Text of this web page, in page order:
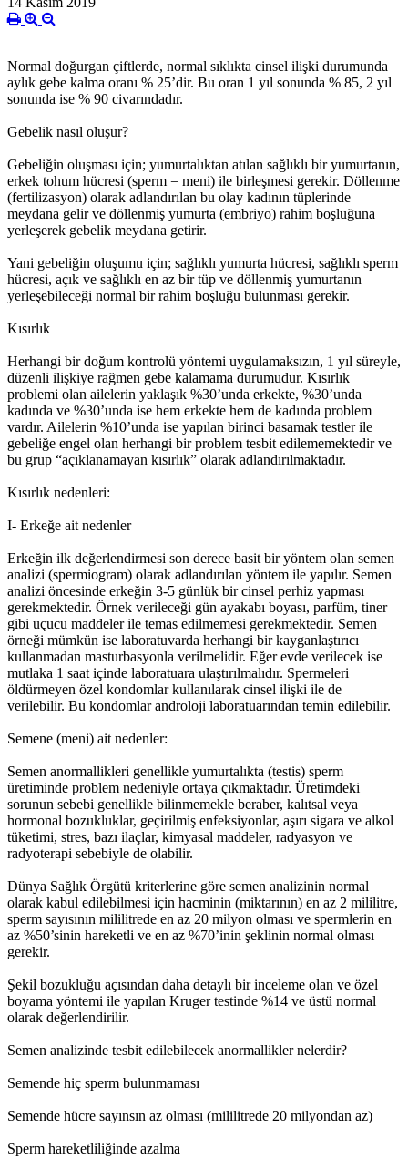
Normal doğurgan çiftlerde, normal sıklıkta cinsel ilişki durumunda
aylık gebe kalma oranı % 25’dir. Bu oran 1 yıl sonunda % 85, 2 yıl
sonunda ise % 90 civarındadır.
Gebelik nasıl oluşur?
Gebeliğin oluşması için; yumurtalıktan atılan sağlıklı bir yumurtanın,
erkek tohum hücresi (sperm = meni) ile birleşmesi gerekir. Döllenme
(fertilizasyon) olarak adlandırılan bu olay kadının tüplerinde
meydana gelir ve döllenmiş yumurta (embriyo) rahim boşluğuna
yerleşerek gebelik meydana getirir.
Yani gebeliğin oluşumu için; sağlıklı yumurta hücresi, sağlıklı sperm
hücresi, açık ve sağlıklı en az bir tüp ve döllenmiş yumurtanın
yerleşebileceği normal bir rahim boşluğu bulunması gerekir.
Kısırlık
Herhangi bir doğum kontrolü yöntemi uygulamaksızın, 1 yıl süreyle,
düzenli ilişkiye rağmen gebe kalamama durumudur. Kısırlık
problemi olan ailelerin yaklaşık %30’unda erkekte, %30’unda
kadında ve %30’unda ise hem erkekte hem de kadında problem
vardır. Ailelerin %10’unda ise yapılan birinci basamak testler ile
gebeliğe engel olan herhangi bir problem tesbit edilememektedir ve
bu grup “açıklanamayan kısırlık” olarak adlandırılmaktadır.
Kısırlık nedenleri:
I- Erkeğe ait nedenler
Erkeğin ilk değerlendirmesi son derece basit bir yöntem olan semen
analizi (spermiogram) olarak adlandırılan yöntem ile yapılır. Semen
analizi öncesinde erkeğin 3-5 günlük bir cinsel perhiz yapması
gerekmektedir. Örnek verileceği gün ayakabı boyası, parfüm, tiner
gibi uçucu maddeler ile temas edilmemesi gerekmektedir. Semen
örneği mümkün ise laboratuvarda herhangi bir kayganlaştırıcı
kullanmadan masturbasyonla verilmelidir. Eğer evde verilecek ise
mutlaka 1 saat içinde laboratuara ulaştırılmalıdır. Spermeleri
öldürmeyen özel kondomlar kullanılarak cinsel ilişki ile de
verilebilir. Bu kondomlar androloji laboratuarından temin edilebilir.
Semene (meni) ait nedenler:
Semen anormallikleri genellikle yumurtalıkta (testis) sperm
üretiminde problem nedeniyle ortaya çıkmaktadır. Üretimdeki
sorunun sebebi genellikle bilinmemekle beraber, kalıtsal veya
hormonal bozukluklar, geçirilmiş enfeksiyonlar, aşırı sigara ve alkol
tüketimi, stres, bazı ilaçlar, kimyasal maddeler, radyasyon ve
radyoterapi sebebiyle de olabilir.
Dünya Sağlık Örgütü kriterlerine göre semen analizinin normal
olarak kabul edilebilmesi için hacminin (miktarının) en az 2 mililitre,
sperm sayısının mililitrede en az 20 milyon olması ve spermlerin en
az %50’sinin hareketli ve en az %70’inin şeklinin normal olması
gerekir.
Şekil bozukluğu açısından daha detaylı bir inceleme olan ve özel
boyama yöntemi ile yapılan Kruger testinde %14 ve üstü normal
olarak değerlendirilir.
Semen analizinde tesbit edilebilecek anormallikler nelerdir?
Semende hiç sperm bulunmaması
Semende hücre sayınsın az olması (mililitrede 20 milyondan az)
Sperm hareketliliğinde azalma